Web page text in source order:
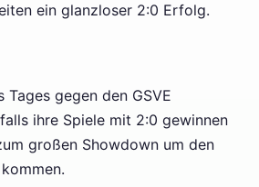
ein glanzloser 2:0 Erfolg.
gegen den GSVE
ihre Spiele mit 2:0 gewinnen
großen Showdown um den